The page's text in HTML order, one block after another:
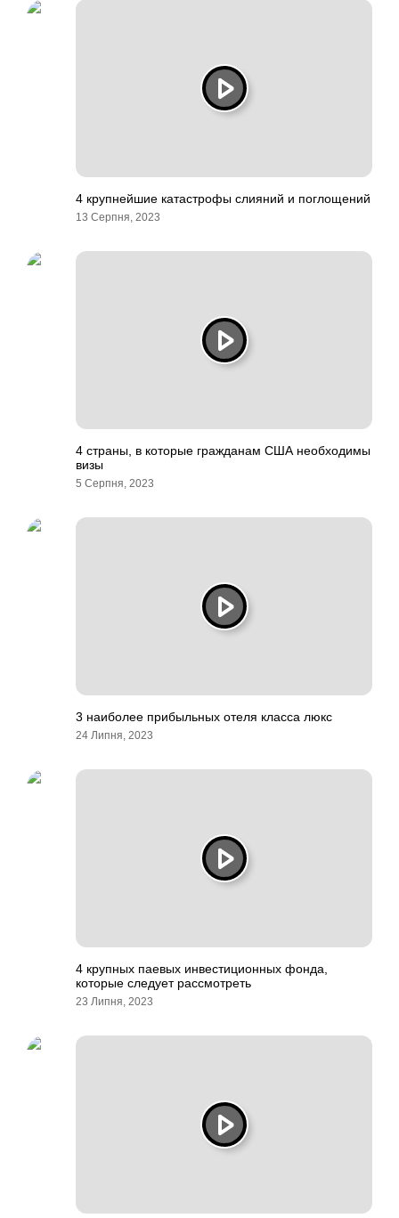
4 крупнейшие катастрофы слияний и поглощений
13 Серпня, 2023
4 страны, в которые гражданам США необходимы
визы
5 Серпня, 2023
3 наиболее прибыльных отеля класса люкс
24 Липня, 2023
4 крупных паевых инвестиционных фонда,
которые следует рассмотреть
23 Липня, 2023